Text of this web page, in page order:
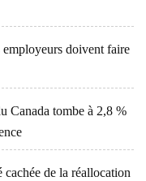
doivent faire
Canada tombe à 2,8 %
de la réallocation